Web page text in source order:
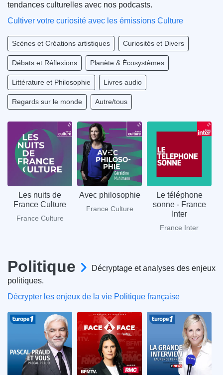
tendances culturelles avec nos podcasts.
Cultiver votre curiosité avec les émissions Culture
Scènes et Créations artistiques Curiosités et Divers
Débats et Réflexions Planète & Écosystèmes
Littérature et Philosophie Livres audio
Regards sur le monde Autre/tous
Les nuits de
France Culture
France Culture
Avec philosophie
France Culture
Le téléphone
sonne - France
Inter
France Inter
Politique
Décryptage et analyses des enjeux
politiques.
Décrypter les enjeux de la vie Politique française